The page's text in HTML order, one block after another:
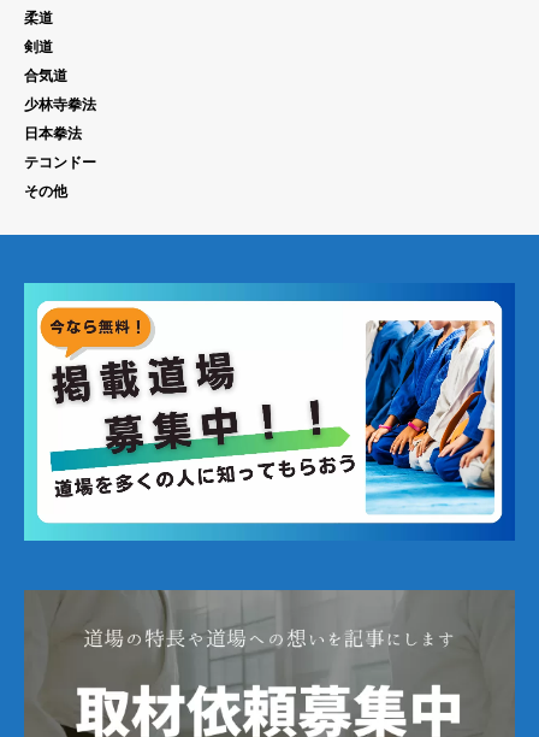
柔道
剣道
合気道
少林寺拳法
日本拳法
テコンドー
その他